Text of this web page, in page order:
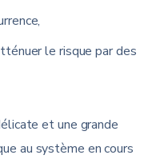
le risque par des
et une grande
au système en cours